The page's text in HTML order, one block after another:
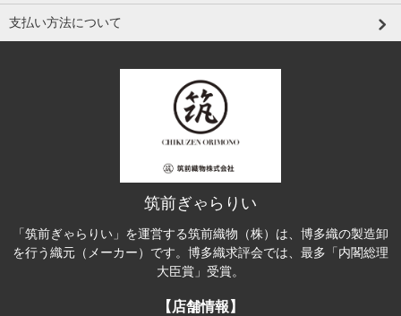
支払い方法について
筑前ぎゃらりい
「筑前ぎゃらりい」を運営する筑前織物（株）は、博多織の製造卸
を行う織元（メーカー）です。博多織求評会では、最多「内閣総理
大臣賞」受賞。
【店舗情報】